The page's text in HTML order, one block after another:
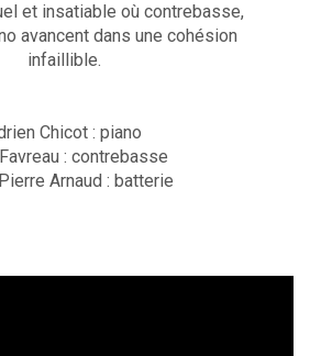
et insatiable où contrebasse,
avancent dans une cohésion
infaillible.
Chicot : piano
: contrebasse
Arnaud : batterie